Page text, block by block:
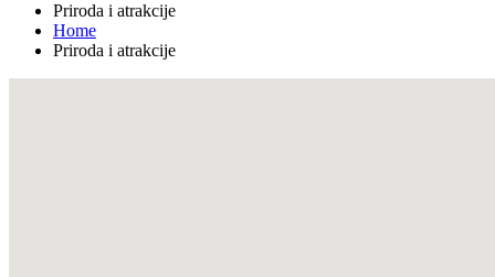
Priroda i atrakcije
Home
Priroda i atrakcije